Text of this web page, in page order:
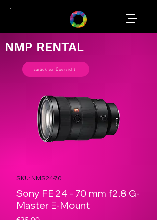
NMP RENTAL
SKU: NMS24-70
Sony FE 24 - 70 mm f2.8 G-
Master E-Mount
zurück zur Übersicht